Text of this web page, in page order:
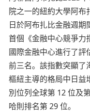
院之一的紐約大學阿布
日於阿布扎比金融週期
首個《金融中心競爭力
國際金融中心進行了評
前三名。該指數突顯了
樞紐主導的格局中日益
別位列全球第 12 位及
哈則排名第 29 位。